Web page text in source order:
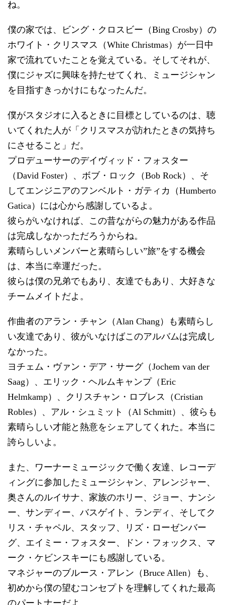
ね。
僕の家では、ビング・クロスビー（Bing Crosby）の
ホワイト・クリスマス（White Christmas）が一日中
家で流れていたことを覚えている。そしてそれが、
僕にジャズに興味を持たせてくれ、ミュージシャン
を目指すきっかけにもなったんだ。
僕がスタジオに入るときに目標としているのは、聴
いてくれた人が「クリスマスが訪れたときの気持ち
にさせること」だ。
プロデューサーのデイヴィッド・フォスター
（David Foster）、ボブ・ロック（Bob Rock）、そ
してエンジニアのフンベルト・ガティカ（Humberto
Gatica）には心から感謝しているよ。
彼らがいなければ、この昔ながらの魅力がある作品
は完成しなかっただろうからね。
素晴らしいメンバーと素晴らしい”旅”をする機会
は、本当に幸運だった。
彼らは僕の兄弟でもあり、友達でもあり、大好きな
チームメイトだよ。
作曲者のアラン・チャン（Alan Chang）も素晴らし
い友達であり、彼がいなけばこのアルバムは完成し
なかった。
ヨチェム・ヴァン・デア・サーグ（Jochem van der
Saag）、エリック・ヘルムキャンプ（Eric
Helmkamp）、クリスチャン・ロブレス（Cristian
Robles）、アル・シュミット（Al Schmitt）、彼らも
素晴らしい才能と熱意をシェアしてくれた。本当に
誇らしいよ。
また、ワーナーミュージックで働く友達、レコーデ
ィングに参加したミュージシャン、アレンジャー、
奥さんのルイサナ、家族のホリー、ジョー、ナンシ
ー、サンディー、バスゲイト、ランディ、そしてク
リス・チャペル、スタッフ、リズ・ローゼンバー
グ、エイミー・フォスター、ドン・フォックス、マ
ーク・ケビンスキーにも感謝している。
マネジャーのブルース・アレン（Bruce Allen）も、
初めから僕の望むコンセプトを理解してくれた最高
のパートナーだよ。